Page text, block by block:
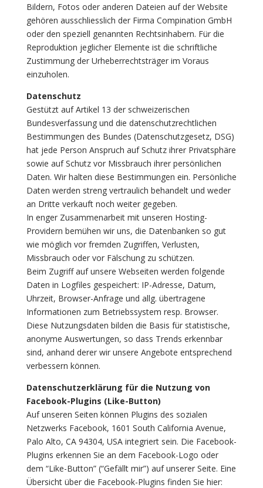
Bildern, Fotos oder anderen Dateien auf der Website
gehören ausschliesslich der Firma Compination GmbH
oder den speziell genannten Rechtsinhabern. Für die
Reproduktion jeglicher Elemente ist die schriftliche
Zustimmung der Urheberrechtsträger im Voraus
einzuholen.
Datenschutz
Gestützt auf Artikel 13 der schweizerischen
Bundesverfassung und die datenschutzrechtlichen
Bestimmungen des Bundes (Datenschutzgesetz, DSG)
hat jede Person Anspruch auf Schutz ihrer Privatsphäre
sowie auf Schutz vor Missbrauch ihrer persönlichen
Daten. Wir halten diese Bestimmungen ein. Persönliche
Daten werden streng vertraulich behandelt und weder
an Dritte verkauft noch weiter gegeben.
In enger Zusammenarbeit mit unseren Hosting-
Providern bemühen wir uns, die Datenbanken so gut
wie möglich vor fremden Zugriffen, Verlusten,
Missbrauch oder vor Fälschung zu schützen.
Beim Zugriff auf unsere Webseiten werden folgende
Daten in Logfiles gespeichert: IP-Adresse, Datum,
Uhrzeit, Browser-Anfrage und allg. übertragene
Informationen zum Betriebssystem resp. Browser.
Diese Nutzungsdaten bilden die Basis für statistische,
anonyme Auswertungen, so dass Trends erkennbar
sind, anhand derer wir unsere Angebote entsprechend
verbessern können.
Datenschutzerklärung für die Nutzung von
Facebook-Plugins (Like-Button)
Auf unseren Seiten können Plugins des sozialen
Netzwerks Facebook, 1601 South California Avenue,
Palo Alto, CA 94304, USA integriert sein. Die Facebook-
Plugins erkennen Sie an dem Facebook-Logo oder
dem “Like-Button” (“Gefällt mir”) auf unserer Seite. Eine
Übersicht über die Facebook-Plugins finden Sie hier: